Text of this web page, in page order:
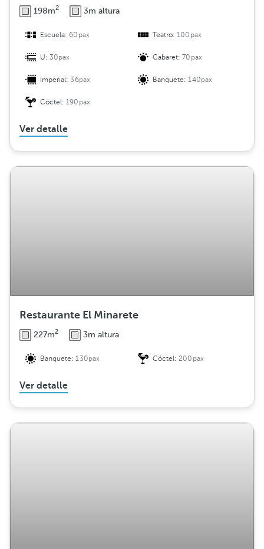
198m2 3m altura
Escuela:60pax Teatro:100pax
U:30pax Cabaret:70pax
Imperial:36pax Banquete:140pax
Cóctel:190pax
Ver detalle
Restaurante El Minarete
227m2 3m altura
Banquete:130pax Cóctel:200pax
Ver detalle